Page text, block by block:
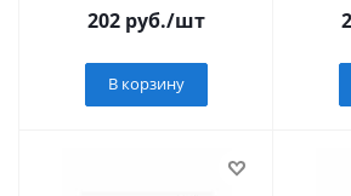
202 руб./шт
В корзину